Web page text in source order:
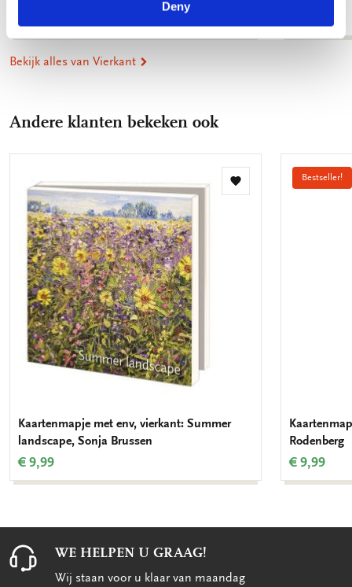
Deny
Bekijk alles van Vierkant
Andere klanten bekeken ook
Toevoegen
Kaartenmapje met env, vierkant: Summer
landscape, Sonja Brussen
€ 9,99
Bestseller!
Rodenberg
€ 9,99
WE HELPEN U GRAAG!
Wij staan voor u klaar van maandag